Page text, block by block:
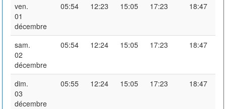
ven.
01
décembre
05:54 12:23 15:05 17:23 18:47
sam.
02
décembre
05:54 12:24 15:05 17:23 18:47
dim.
03
décembre
05:55 12:24 15:05 17:23 18:47